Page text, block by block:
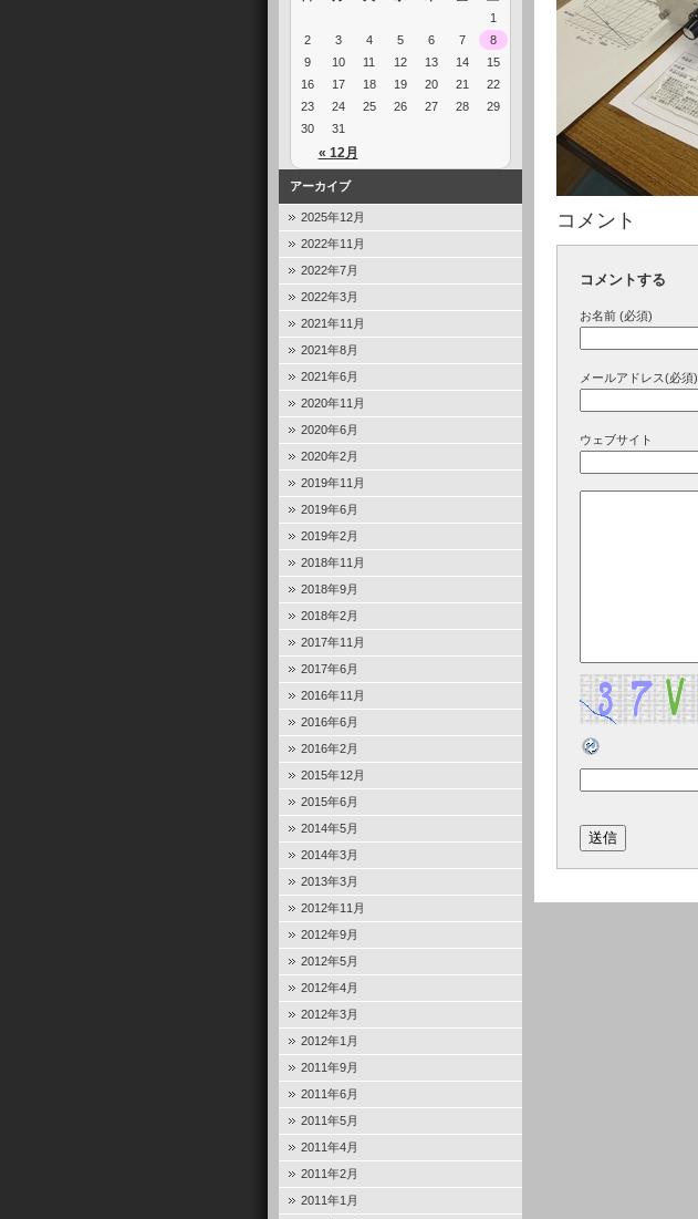
« 12月
1
2
3 4 5 6 7
8
9
10 11 12 13 14
15
16
17 18 19 20 21
22
23
24 25 26 27 28
29
30
31
アーカイブ
2025年12月
2022年11月
2022年7月
2022年3月
2021年11月
2021年8月
2021年6月
2020年11月
2020年6月
2020年2月
2019年11月
2019年6月
2019年2月
2018年11月
2018年9月
2018年2月
2017年11月
2017年6月
2016年11月
2016年6月
2016年2月
2015年12月
2015年6月
2014年5月
2014年3月
2013年3月
2012年11月
2012年9月
2012年5月
2012年4月
2012年3月
2012年1月
2011年9月
2011年6月
2011年5月
2011年4月
2011年2月
2011年1月
コメント
コメントする
お名前 (必須)
メールアドレス(必須)
ウェブサイト